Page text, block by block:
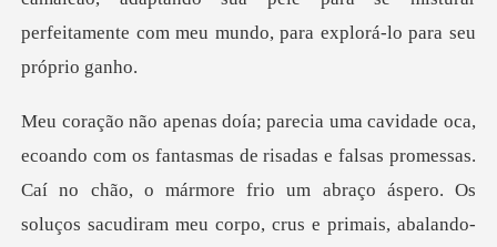
io um abraço áspero. Os
soluços sacudiram meu corpo, crus e primais, abalando-